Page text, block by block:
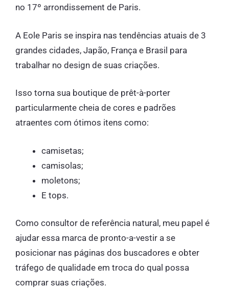
no 17º arrondissement de Paris.
A Eole Paris se inspira nas tendências atuais de 3
grandes cidades, Japão, França e Brasil para
trabalhar no design de suas criações.
Isso torna sua boutique de prêt-à-porter
particularmente cheia de cores e padrões
atraentes com ótimos itens como:
camisetas;
camisolas;
moletons;
E tops.
Como consultor de referência natural, meu papel é
ajudar essa marca de pronto-a-vestir a se
posicionar nas páginas dos buscadores e obter
tráfego de qualidade em troca do qual possa
comprar suas criações.